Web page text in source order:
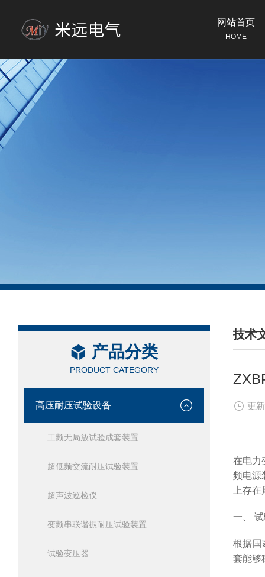
网站首页
HOME
产品分类
PRODUCT CATEGORY
高压耐压试验设备
工频无局放试验成套装置
超低频交流耐压试验装置
超声波巡检仪
变频串联谐振耐压试验装置
试验变压器
技术
/
更
在电力
频电源
上存
一、
根据国
套能够